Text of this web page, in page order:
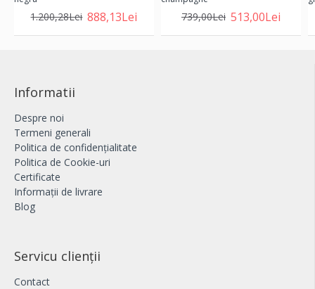
888,13Lei
1.200,28Lei 513,00Lei
739,00Lei
Informatii
Despre noi
Termeni generali
Politica de confidențialitate
Politica de Cookie-uri
Certificate
Informații de livrare
Blog
Servicu clienții
Contact